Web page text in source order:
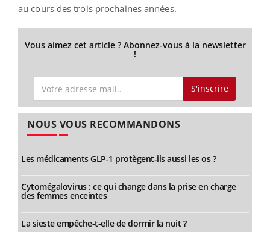
au cours des trois prochaines années.
Vous aimez cet article ? Abonnez-vous à la newsletter
!
S'inscrire
NOUS VOUS RECOMMANDONS
Les médicaments GLP-1 protègent-ils aussi les os ?
Cytomégalovirus : ce qui change dans la prise en charge
des femmes enceintes
La sieste empêche-t-elle de dormir la nuit ?